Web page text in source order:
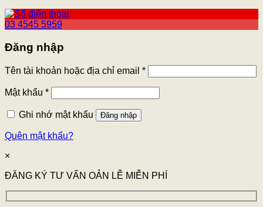
03 4545 5959
Đăng nhập
Tên tài khoản hoặc địa chỉ email *
Mật khẩu *
Ghi nhớ mật khẩu Đăng nhập
Quên mật khẩu?
×
ĐĂNG KÝ TƯ VẤN OẢN LỄ MIỄN PHÍ